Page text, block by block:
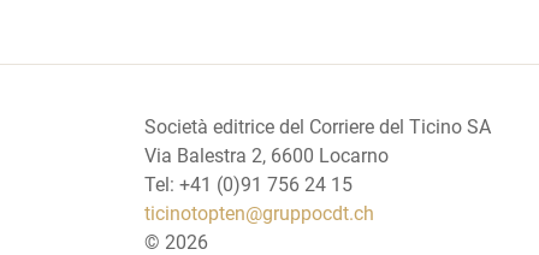
Società editrice del Corriere del Ticino SA
Via Balestra 2, 6600 Locarno
Tel: +41 (0)91 756 24 15
ticinotopten@gruppocdt.ch
© 2026